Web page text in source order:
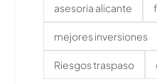
asesoria alicante
mejores inversiones
Riesgos traspaso